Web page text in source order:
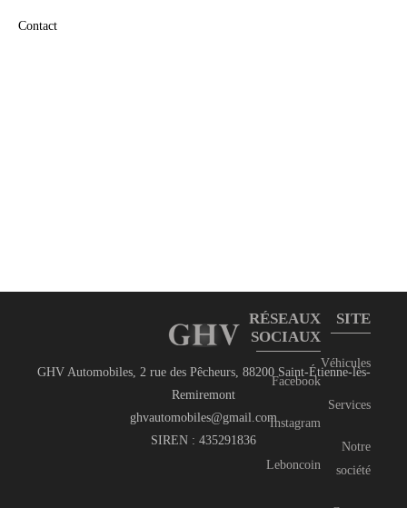
Contact
GHV Automobiles, 2 rue des Pêcheurs, 88200 Saint-Étienne-lès-
Remiremont
ghvautomobiles@gmail.com
SIREN : 435291836
RÉSEAUX
SOCIAUX
Facebook
Instagram
Leboncoin
SITE
Véhicules
Services
Notre
société